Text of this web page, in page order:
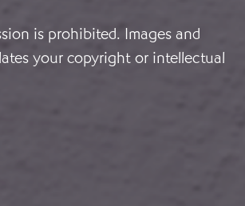
is prohibited. Images and
your copyright or intellectual